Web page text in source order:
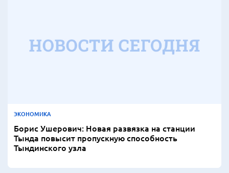
ЭКОНОМИКА
Борис Ушерович: Новая развязка на станции
Тында повысит пропускную способность
Тындинского узла